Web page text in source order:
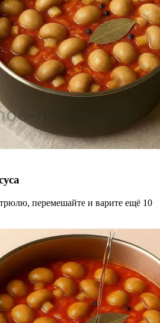
перемешайте и варите ещё 10